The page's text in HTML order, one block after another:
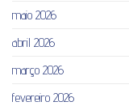
maio 2026
abril 2026
março 2026
fevereiro 2026